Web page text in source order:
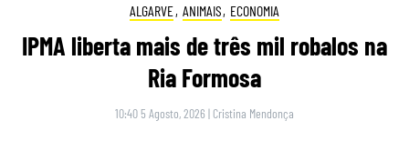
ALGARVE, ANIMAIS, ECONOMIA
IPMA liberta mais de três mil robalos na
Ria Formosa
10:40 5 Agosto, 2026 | Cristina Mendonça